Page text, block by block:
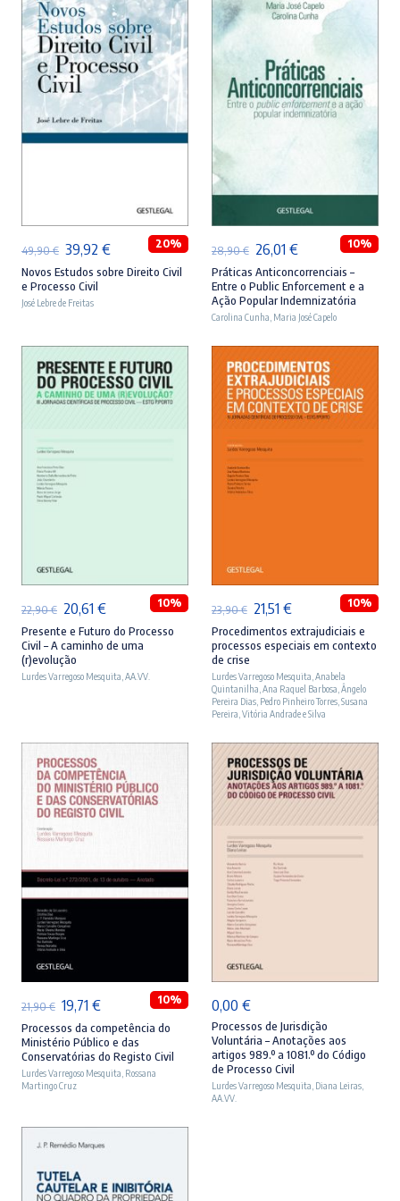
49,90€ O
preço
original
49,90 €.
39,92 €O
preço
39,92 €.
20%
Novos Estudos sobre Direito Civil
e Processo Civil
José Lebre de Freitas
28,90€ O
preço
original
era:
28,90 €.
26,01 €O
preço
atual
é:
26,01 €.
10%
Práticas Anticoncorrenciais –
Entre o Public Enforcement e a
Ação Popular Indemnizatória
Carolina Cunha Maria José Capelo
22,90€ O
preço
original
era:
20,61 €O
preço
atual
é:
10%
Presente e Futuro do Processo
Civil – A caminho de uma
(r)evolução
Lurdes Varregoso Mesquita AA.VV.
23,90€ O
preço
original
era:
23,90 €.
21,51 €O
preço
atual
é:
21,51 €.
10%
Procedimentos extrajudiciais e
processos especiais em contexto
de crise
Lurdes Varregoso Mesquita Anabela
Quintanilha Ana Raquel Barbosa Ângelo
Pereira Dias, Pedro Pinheiro Torres, Susana
Pereira Vitória Andrade e Silva
21,90€ O
preço
original
era:
19,71 €O
preço
atual
é:
10%
Processos da competência do
Ministério Público e das
Conservatórias do Registo Civil
Lurdes Varregoso Mesquita Rossana
Martingo Cruz
ADICIONAR
0,00 €
Processos de Jurisdição
Voluntária – Anotações aos
artigos 989.º a 1081.º do Código
de Processo Civil
Lurdes Varregoso Mesquita Diana Leiras,
AA.VV.